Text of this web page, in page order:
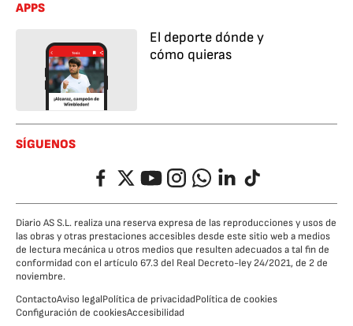
APPS
El deporte dónde y
cómo quieras
SÍGUENOS
FacebookTwitterYouTubeInstagramWhatsappLinkedIn
TikTok
Diario AS S.L. realiza una reserva expresa de las reproducciones y usos de
las obras y otras prestaciones accesibles desde este sitio web a medios
de lectura mecánica u otros medios que resulten adecuados a tal fin de
conformidad con el artículo 67.3 del Real Decreto-ley 24/2021, de 2 de
noviembre.
ContactoAviso legalPolítica de privacidadPolítica de cookies
Configuración de cookiesAccesibilidad